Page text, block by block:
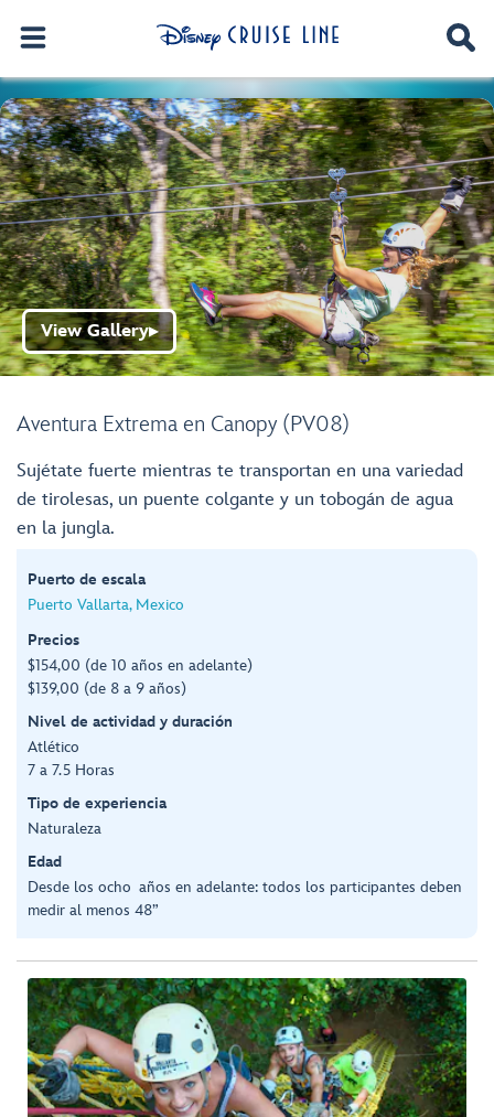
Aventura Extrema en Canopy (PV08)
View Gallery▶
Sujétate fuerte mientras te transportan en una variedad
de tirolesas, un puente colgante y un tobogán de agua
en la jungla.
Puerto de escala
Puerto Vallarta, Mexico
Precios
$154,00 (de 10 años en adelante)
$139,00 (de 8 a 9 años)
Nivel de actividad y duración
Atlético
7 a 7.5 Horas
Tipo de experiencia
Naturaleza
Edad
Desde los ocho años en adelante: todos los participantes deben
medir al menos 48”